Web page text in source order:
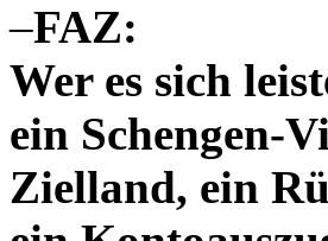
–FAZ:
Wer es sich
ein Schengen-
Zielland, ein